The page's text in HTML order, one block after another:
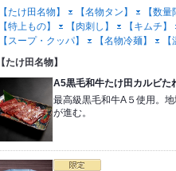
【たけ田名物】 【名物タン】 【数
【特上もの】
【肉刺し】 【キムチ】
【スープ・クッパ】
【名物冷麺】
【たけ田名物】
A5黒毛和牛たけ田カルビた
最高級黒毛和牛A５使用。
が進む。